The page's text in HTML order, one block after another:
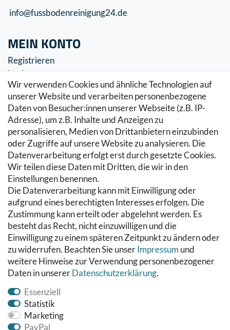
Wir verwenden Cookies und ähnliche Technologien auf
unserer Website und verarbeiten personenbezogene
Daten von Besucher:innen unserer Webseite (z.B. IP-
Adresse), um z.B. Inhalte und Anzeigen zu
personalisieren, Medien von Drittanbietern einzubinden
oder Zugriffe auf unsere Website zu analysieren. Die
Datenverarbeitung erfolgt erst durch gesetzte Cookies.
Wir teilen diese Daten mit Dritten, die wir in den
Einstellungen benennen.
Die Datenverarbeitung kann mit Einwilligung oder
aufgrund eines berechtigten Interesses erfolgen. Die
Zustimmung kann erteilt oder abgelehnt werden. Es
besteht das Recht, nicht einzuwilligen und die
Einwilligung zu einem späteren Zeitpunkt zu ändern oder
zu widerrufen. Beachten Sie unserImpressum und
weitere Hinweise zur Verwendung personenbezogener
Daten in unsererDaten­schutz­erklärung.
Essenziell
Statistik
Marketing
PayPal
info@fussbodenreinigung24.de
MEIN KONTO
Registrieren
Login
SERVICE
Zahlung & Versand
Warenkorb
Zur Kasse
Hilfe
RECHTLICHES
Kontakt
Datenschutzerklärung
AGB
Impressum
Hinweise zur Batterieentsorgung
Widerrufs­recht
Vertrag widerrufen